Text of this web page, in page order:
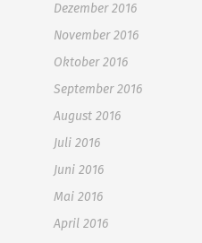
Dezember 2016
November 2016
Oktober 2016
September 2016
August 2016
Juli 2016
Juni 2016
Mai 2016
April 2016